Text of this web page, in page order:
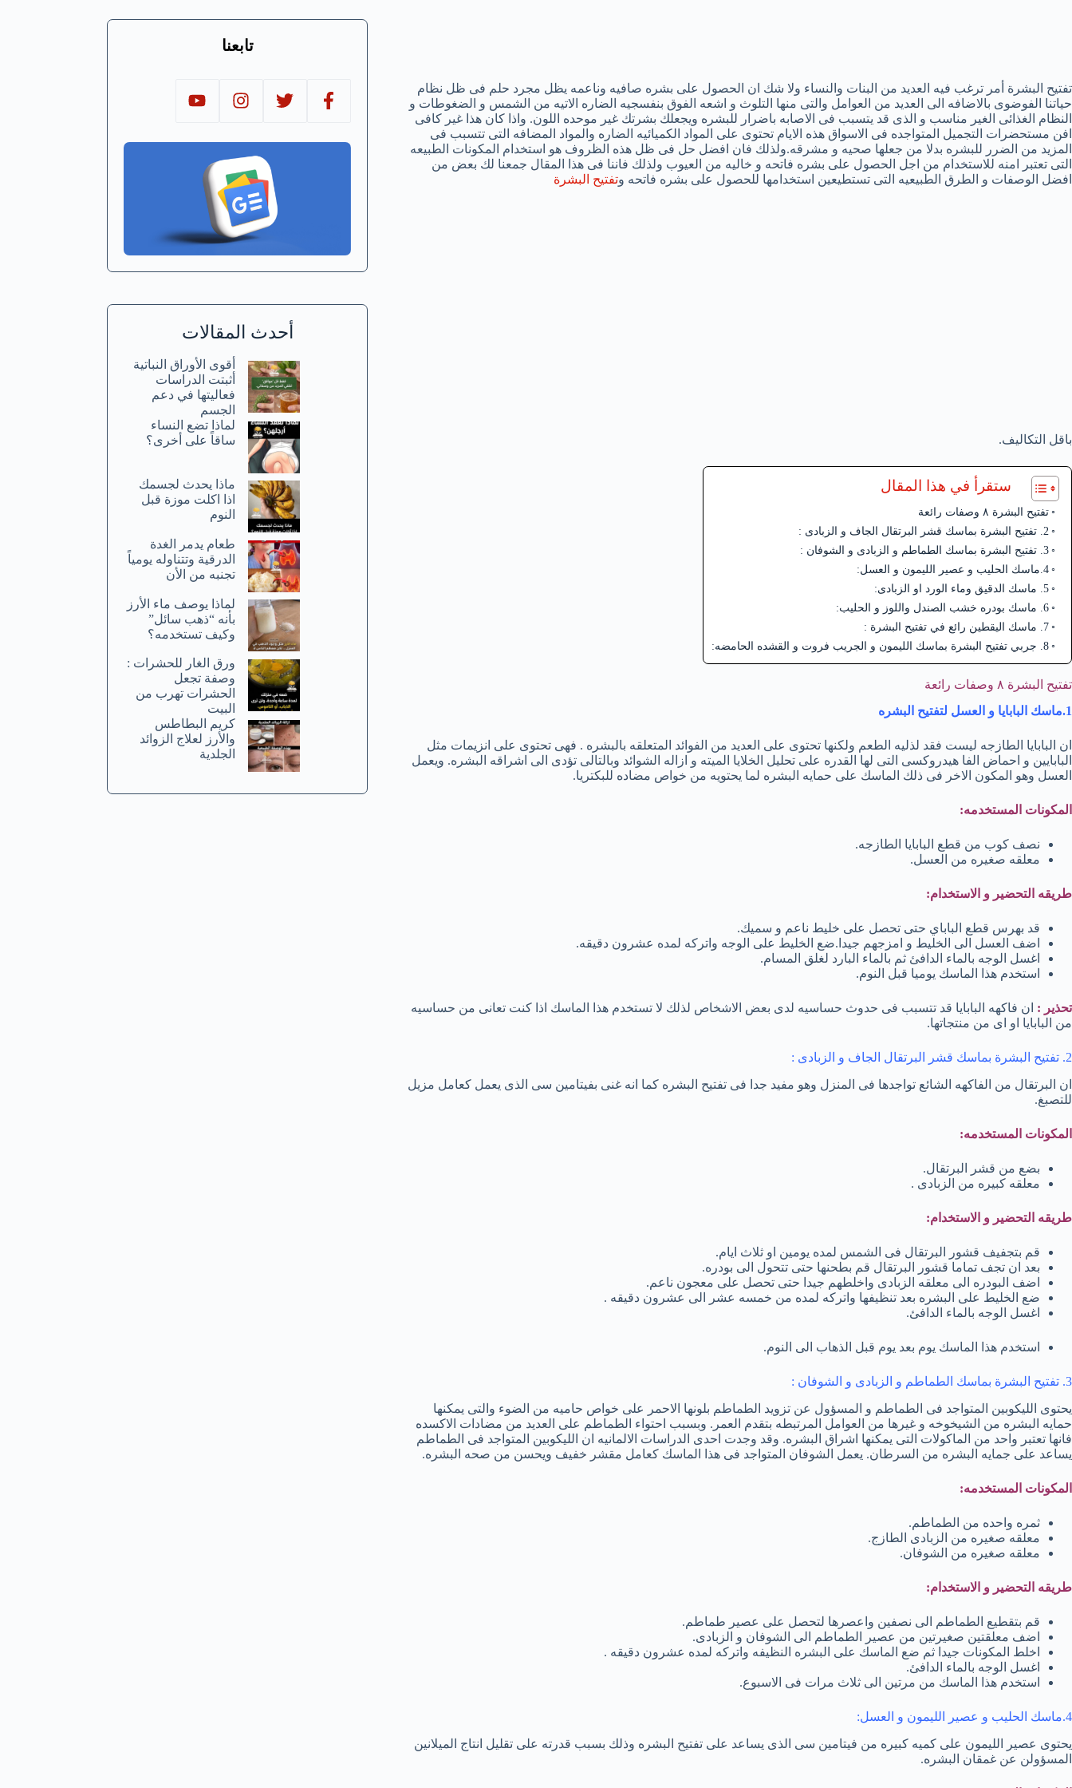
تفتيح البشرة أمر ترغب فيه العديد من البنات والنساء ولا شك ان الحصول على بشره صافيه وناعمه يظل مجرد حلم فى ظل نظام
حياتنا الفوضوى بالاضافه الى العديد من العوامل والتى منها التلوث و اشعه الفوق بنفسجيه الضاره الاتيه من الشمس و الضغوطات و
النظام الغذائى الغير مناسب و الذى قد يتسبب فى الاصابه باضرار للبشره ويجعلك بشرتك غير موحده اللون. واذا كان هذا غير كافى
افن مستحضرات التجميل المتواجده فى الاسواق هذه الايام تحتوى على المواد الكميائيه الضاره والمواد المضافه التى تتسبب فى
المزيد من الضرر للبشره بدلا من جعلها صحيه و مشرقه.ولذلك فان افضل حل فى ظل هذه الظروف هو استخدام المكونات الطبيعه
التى تعتبر امنه للاستخدام من اجل الحصول على بشره فاتحه و خاليه من العيوب ولذلك فاننا فى هذا المقال جمعنا لك بعض من
افضل الوصفات و الطرق الطبيعيه التى تستطيعين استخدامها للحصول على بشره فاتحه وتفتيح البشرة
باقل التكاليف.
ستقرأ في هذا المقال
تفتيح البشرة ٨ وصفات رائعة
2. تفتيح البشرة بماسك قشر البرتقال الجاف و الزبادى :
3. تفتيح البشرة بماسك الطماطم و الزبادى و الشوفان :
4.ماسك الحليب و عصير الليمون و العسل:
5. ماسك الدقيق وماء الورد او الزبادى:
6. ماسك بودره خشب الصندل واللوز و الحليب:
7. ماسك اليقطين رائع في تفتيح البشرة :
8. جربي تفتيح البشرة بماسك الليمون و الجريب فروت و القشده الحامضه:
تفتيح البشرة ٨ وصفات رائعة
1.ماسك البابايا و العسل لتفتيح البشره
ان البابايا الطازجه ليست فقد لذليه الطعم ولكنها تحتوى على العديد من الفوائد المتعلقه بالبشره . فهى تحتوى على انزيمات مثل
البابايين و احماض الفا هيدروكسى التى لها القدره على تحليل الخلايا الميته و ازاله الشوائد وبالتالى تؤدى الى اشراقه البشره. ويعمل
العسل وهو المكون الاخر فى ذلك الماسك على حمايه البشره لما يحتويه من خواص مضاده للبكتريا.
المكونات المستخدمه:
نصف كوب من قطع البابايا الطازجه.
معلقه صغيره من العسل.
طريقه التحضير و الاستخدام:
قد بهرس قطع الباباي حتى تحصل على خليط ناعم و سميك.
اضف العسل الى الخليط و امزجهم جيدا.ضع الخليط على الوجه واتركه لمده عشرون دقيقه.
اغسل الوجه بالماء الدافئ ثم بالماء البارد لغلق المسام.
استخدم هذا الماسك يوميا قبل النوم.
تحذير : ان فاكهه البابايا قد تتسبب فى حدوث حساسيه لدى بعض الاشخاص لذلك لا تستخدم هذا الماسك اذا كنت تعانى من حساسيه
من البابايا او اى من منتجاتها.
2. تفتيح البشرة بماسك قشر البرتقال الجاف و الزبادى :
ان البرتقال من الفاكهه الشائع تواجدها فى المنزل وهو مفيد جدا فى تفتيح البشره كما انه غنى بفيتامين سى الذى يعمل كعامل مزيل
للتصبغ.
المكونات المستخدمه:
بضع من قشر البرتقال.
معلقه كبيره من الزبادى .
طريقه التحضير و الاستخدام:
قم بتجفيف قشور البرتقال فى الشمس لمده يومين او ثلاث ايام.
بعد ان تجف تماما قشور البرتقال قم بطحنها حتى تتحول الى بودره.
اضف البودره الى معلقه الزبادى واخلطهم جيدا حتى تحصل على معجون ناعم.
ضع الخليط على البشره بعد تنظيفها واتركه لمده من خمسه عشر الى عشرون دقيقه .
اغسل الوجه بالماء الدافئ.
استخدم هذا الماسك يوم بعد يوم قبل الذهاب الى النوم.
3. تفتيح البشرة بماسك الطماطم و الزبادى و الشوفان :
يحتوى الليكوبين المتواجد فى الطماطم و المسؤول عن تزويد الطماطم بلونها الاحمر على خواص حاميه من الضوء والتى يمكنها
حمايه البشره من الشيخوخه و غيرها من العوامل المرتبطه بتقدم العمر. وبسبب احتواء الطماطم على العديد من مضادات الاكسده
فانها تعتبر واحد من الماكولات التى يمكنها اشراق البشره. وقد وجدت احدى الدراسات الالمانيه ان الليكوبين المتواجد فى الطماطم
يساعد على جمايه البشره من السرطان. يعمل الشوفان المتواجد فى هذا الماسك كعامل مقشر خفيف ويحسن من صحه البشره.
المكونات المستخدمه:
ثمره واحده من الطماطم.
معلقه صغيره من الزبادى الطازج.
معلقه صغيره من الشوفان.
طريقه التحضير و الاستخدام:
قم بتقطيع الطماطم الى نصفين واعصرها لتحصل على عصير طماطم.
اضف معلقتين صغيرتين من عصير الطماطم الى الشوفان و الزبادى.
اخلط المكونات جيدا ثم ضع الماسك على البشره النظيفه واتركه لمده عشرون دقيقه .
اغسل الوجه بالماء الدافئ.
استخدم هذا الماسك من مرتين الى ثلاث مرات فى الاسبوع.
4.ماسك الحليب و عصير الليمون و العسل:
يحتوى عصير الليمون على كميه كبيره من فيتامين سى الذى يساعد على تفتيح البشره وذلك بسبب قدرته على تقليل انتاج الميلانين
المسؤولن عن غمقان البشره.
تابعنا
أحدث المقالات
أقوى الأوراق النباتية
أثبتت الدراسات
فعاليتها في دعم
الجسم
لماذا تضع النساء
ساقاً على أخرى؟
ماذا يحدث لجسمك
اذا اكلت موزة قبل
النوم
طعام يدمر الغدة
الدرقية وتتناوله يومياً
تجنبه من الأن
لماذا يوصف ماء الأرز
بأنه “ذهب سائل”
وكيف تستخدمه؟
ورق الغار للحشرات :
وصفة تجعل
الحشرات تهرب من
البيت
كريم البطاطس
والأرز لعلاج الزوائد
الجلدية